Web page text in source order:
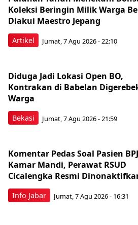
Artikel
Koleksi Beringin Milik Warga
Diakui Maestro Jepang
Jumat, 7 Agu 2026 - 22:10
Bekasi
Diduga Jadi Lokasi Open BO,
Kontrakan di Babelan
Warga
Jumat, 7 Agu 2026 - 21:59
Info Jabar
Komentar Pedas Soal Pasien
Kamar Mandi, Perawat RSUD
Cicalengka Resmi
Jumat, 7 Agu 2026 - 16:31